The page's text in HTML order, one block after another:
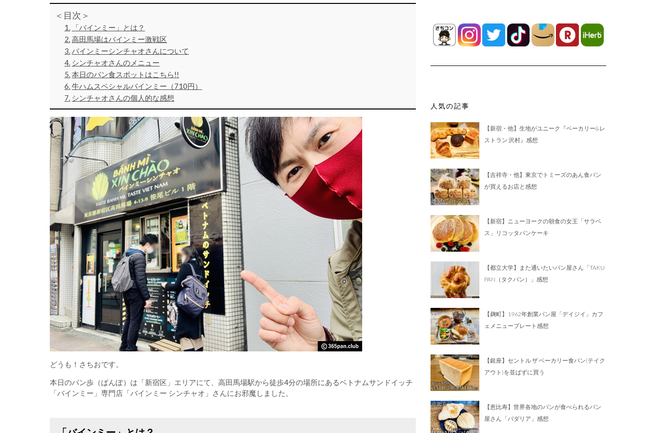
＜目次＞
「バインミー」とは？
高田馬場はバインミー激戦区
バインミーシンチャオさんについて
シンチャオさんのメニュー
本日のパン食スポットはこちら!!
牛ハムスペシャルバインミー（710円）
シンチャオさんの個人的な感想
どうも！さちおです。
本日のパン歩（ぱんぽ）は「新宿区」エリアにて、高田馬場駅から徒歩4分の場所にあるベトナムサンドイッチ
「バインミー」専門店「バインミー シンチャオ」さんにお邪魔しました。
人気の記事
【新宿・他】生地がユニーク『ベーカリー&レ
ストラン 沢村』感想
【吉祥寺・他】東京でトミーズのあん食パン
が買えるお店と感想
【新宿】ニューヨークの朝食の女王「サラベ
ス」リコッタパンケーキ
【都立大学】また通いたいパン屋さん「TAKU
PAN（タクパン）」感想
【麹町】1962年創業パン屋「デイジイ」カフ
ェメニュープレート感想
【銀座】セントル ザ ベーカリー食パン(テイク
アウト)を並ばずに買う
【恵比寿】世界各地のパンが食べられるパン
屋さん「パダリア」感想